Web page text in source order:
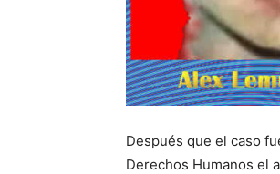
Después que el caso
Derechos Humanos el